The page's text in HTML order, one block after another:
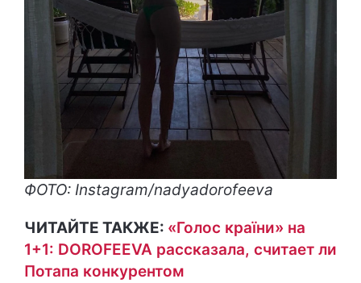
ФОТО: Instagram/nadyadorofeeva
ЧИТАЙТЕ ТАКЖЕ: «Голос країни» на
1+1: DOROFEEVA рассказала, считает ли
Потапа конкурентом